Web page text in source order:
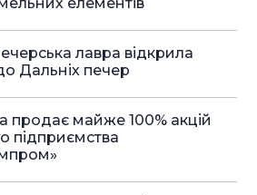
лавра відкрила
Дальніх печер
продає майже 100% акцій
підприємства